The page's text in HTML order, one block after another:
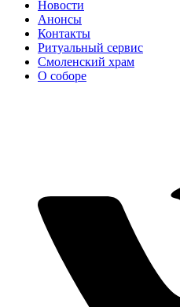
Новости
Анонсы
Контакты
Ритуальный сервис
Смоленский храм
О соборе